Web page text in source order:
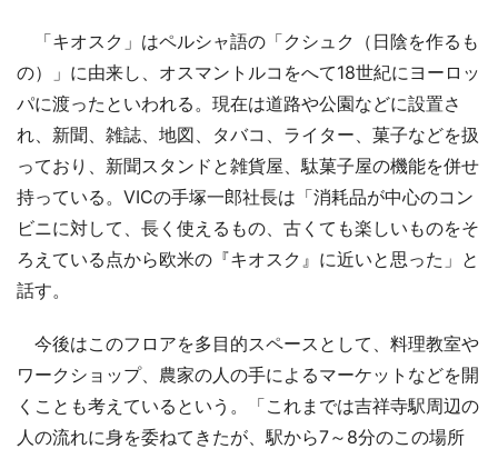
「キオスク」はペルシャ語の「クシュク（日陰を作るも
の）」に由来し、オスマントルコをへて18世紀にヨーロッ
パに渡ったといわれる。現在は道路や公園などに設置さ
れ、新聞、雑誌、地図、タバコ、ライター、菓子などを扱
っており、新聞スタンドと雑貨屋、駄菓子屋の機能を併せ
持っている。VICの手塚一郎社長は「消耗品が中心のコン
ビニに対して、長く使えるもの、古くても楽しいものをそ
ろえている点から欧米の『キオスク』に近いと思った」と
話す。
今後はこのフロアを多目的スペースとして、料理教室や
ワークショップ、農家の人の手によるマーケットなどを開
くことも考えているという。「これまでは吉祥寺駅周辺の
人の流れに身を委ねてきたが、駅から7～8分のこの場所